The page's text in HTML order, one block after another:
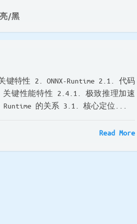
亮/黑
键特性 2. ONNX-Runtime 2.1. 代码
键性能特性 2.4.1. 极致推理加速
Runtime 的关系 3.1. 核心定位...
Read More